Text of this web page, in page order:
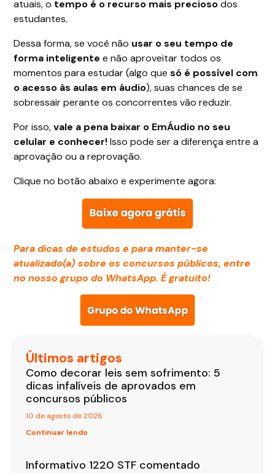
atuais, o tempo é o recurso mais preciosodos
estudantes.
Dessa forma, se você não usar o seu tempo de
forma inteligente e não aproveitar todos os
momentos para estudar (algo quesó é possível com
o acesso às aulas em áudio), suas chances de se
sobressair perante os concorrentes vão reduzir.
Por isso,vale a pena baixar o EmÁudio no seu
celular e conhecer!Isso pode ser a diferença entre a
aprovação ou a reprovação.
Clique no botão abaixo e experimente agora:
Para dicas de estudos e para manter-se
atualizado(a) sobre os concursos públicos, entre
no nosso grupo do WhatsApp. É gratuito!
Últimos artigos
Como decorar leis sem sofrimento: 5
dicas infalíveis de aprovados em
concursos públicos
10 de agosto de 2026
Continuar lendo
Informativo 1220 STF comentado